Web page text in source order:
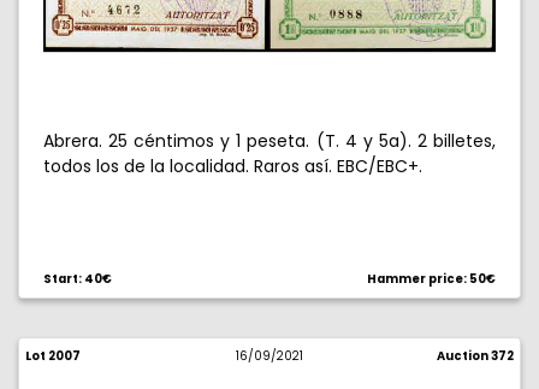
Abrera. 25 céntimos y 1 peseta. (T. 4 y 5a). 2 billetes,
todos los de la localidad. Raros así. EBC/EBC+.
Start: 40€ Hammer price: 50€
Lot 2007 16/09/2021 Auction 372